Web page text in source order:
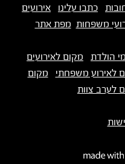
כתבו עלינו
אירועים
משפחות מפת אתר
הולדת
מקום לאירועים
לאירוע משפחתי
מקום
לערב צוות